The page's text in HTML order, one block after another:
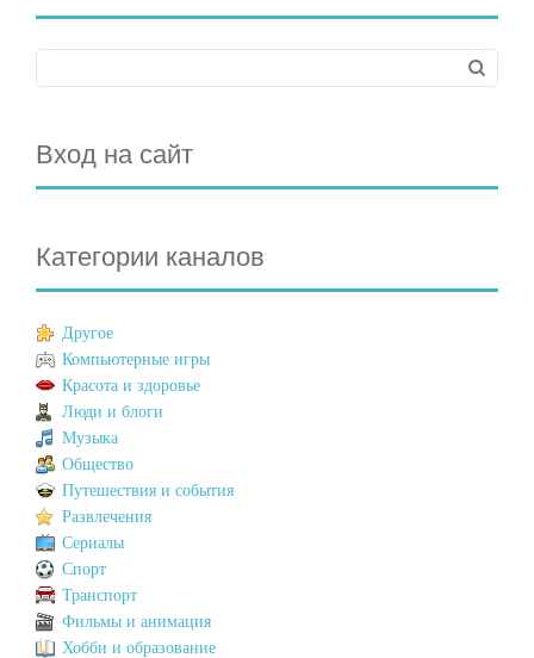
Вход на сайт
Категории каналов
Другое
Компьютерные игры
Красота и здоровье
Люди и блоги
Музыка
Общество
Путешествия и события
Развлечения
Сериалы
Спорт
Транспорт
Фильмы и анимация
Хобби и образование